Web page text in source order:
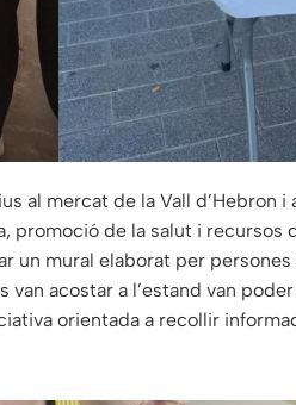
al mercat de la Vall d’Hebron
promoció de la salut i recursos
un mural elaborat per persones
acostar a l’estand van
orientada a recollir